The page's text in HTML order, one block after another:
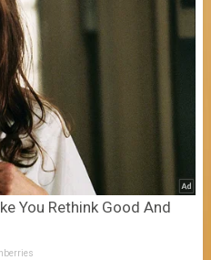
You Rethink Good And